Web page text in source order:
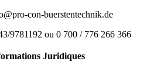
con-buerstentechnik.de
9781192 ou 0 700 / 776 266 366
Juridiques